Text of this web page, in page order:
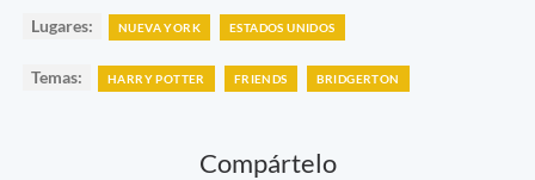
Lugares: NUEVA YORK ESTADOS UNIDOS
Temas: HARRY POTTER FRIENDS BRIDGERTON
Compártelo